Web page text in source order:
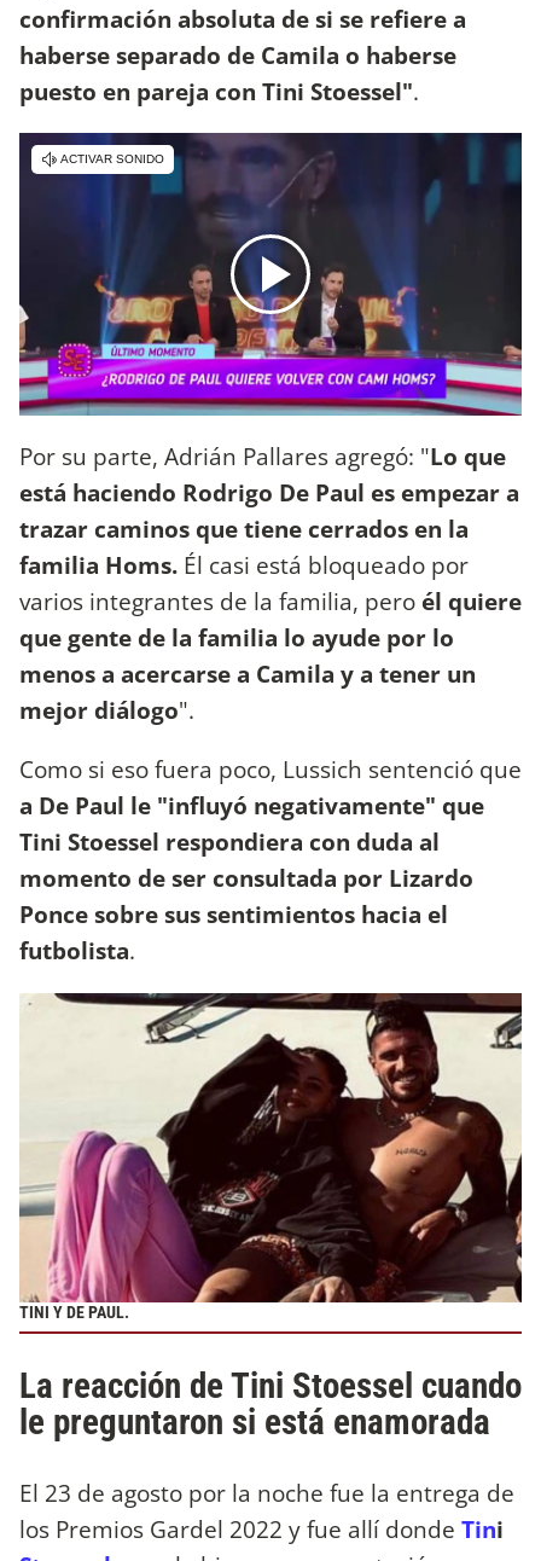
confirmación absoluta de si se refiere a
haberse separado de Camila o haberse
puesto en pareja con Tini Stoessel".
Por su parte, Adrián Pallares agregó: "Lo que
está haciendo Rodrigo De Paul es empezar a
trazar caminos que tiene cerrados en la
familia Homs. Él casi está bloqueado por
varios integrantes de la familia, pero él quiere
que gente de la familia lo ayude por lo
menos a acercarse a Camila y a tener un
mejor diálogo".
Como si eso fuera poco, Lussich sentenció que
a De Paul le "influyó negativamente" que
Tini Stoessel respondiera con duda al
momento de ser consultada por Lizardo
Ponce sobre sus sentimientos hacia el
futbolista.
TINI Y DE PAUL.
La reacción de Tini Stoessel cuando
le preguntaron si está enamorada
El 23 de agosto por la noche fue la entrega de
los Premios Gardel 2022 y fue allí donde Tini